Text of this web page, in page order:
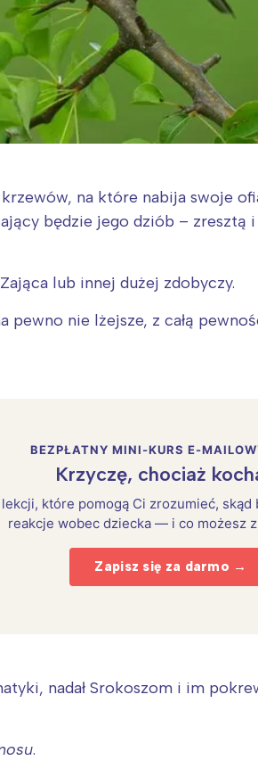
na które nabija swoje
będzie jego dziób – zresztą
lub innej dużej zdobyczy.
nie lżejsze, z całą
BEZPŁATNY MINI-KURS E-
Krzyczę, chociaż
lekcji, które pomogą Ci zrozumieć, skąd
reakcje wobec dziecka — i co możesz
Zapisz się za darmo →
nadał Srokoszom i im
.